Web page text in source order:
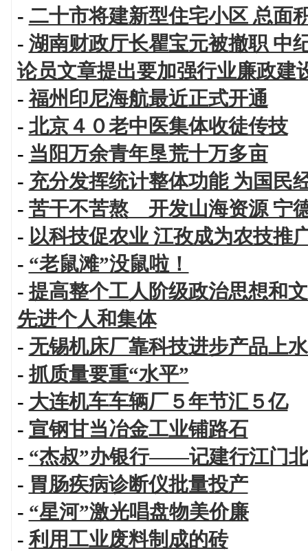
- 二十市将建新型住宅小区 总面
- 湖南财政厅长瞿宝元被撤职 中
论员文章提出要加强行业廉政建
-福州印尼海航最近正式开通
- 北京４０老中医集体收徒传技
- 当阳万余青年垦荒十万多亩
- 充分发挥统计整体功能 为国民
- 苦干不苦熬 开发山海资源 宁
- 以科技促农业 江孜成为农技推
- “老鼠滩”没鼠啦！
-提高整个工人阶级政治思想和
先进个人和集体
- 无锡机床厂靠科技进步产品上
-抓质量要重“水平”
- 大连机车车辆厂５年节汇５亿
- 宣钢甘当冶金工业铺路石
- “杰叔”办银行——记建行江门
- 胃肠疾病诊断仪批量投产
- “星河”激光唱盘物美价廉
-利用工业废料制成的砖